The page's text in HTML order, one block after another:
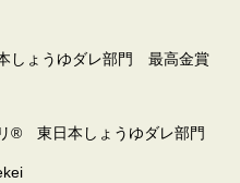
しょうゆダレ部門 最高金賞
® 東日本しょうゆダレ部門